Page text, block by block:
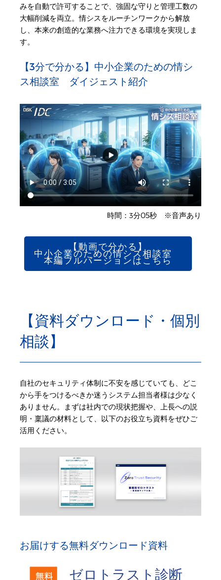
みを自動で許可することで、強固な守りと管理工数の
大幅削減を両立。情シスをルーチンワークから解放
し、本来の創造的な業務へ注力できる環境を実現しま
す。
【3分で分かる】中小企業のための情シ
ス相談室 ダイジェスト紹介
時間：3分05秒 ※音声あり
【動画で分かる】
中小企業のための情シス相談室
本編フルバージョンはこちら
【資料ダウンロード・個別
相談】
自社のセキュリティ体制に不安を感じていても、どこ
から手をつけるべきか迷うシステム担当者様は少なく
ありません。まずは社内での現状把握や、上長への説
明・稟議の材料として、以下のお役立ち資料をぜひご
活用ください。
お届けする無料ダウンロード資料
ゼロトラスト診断